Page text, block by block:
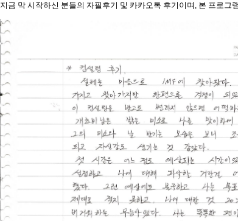
지금 막 시작하신 분들의 자필후기 및 카카오톡 후기이며, 본 프로그